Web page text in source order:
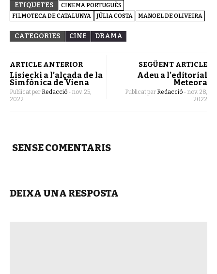
ETIQUETES
CINEMA PORTUGUÈS
FILMOTECA DE CATALUNYA
JÚLIA COSTA MANOEL DE OLIVEIRA
CATEGORIES CINE DRAMA
ARTICLE ANTERIOR
Lisiecki a l’alçada de la
Simfònica de Viena
Publicat per Redacció - nov. 25,
2022
SEGÜENT ARTICLE
Adeu a l’editorial
Meteora
Publicat per Redacció - nov. 28,
2022
SENSE COMENTARIS
DEIXA UNA RESPOSTA